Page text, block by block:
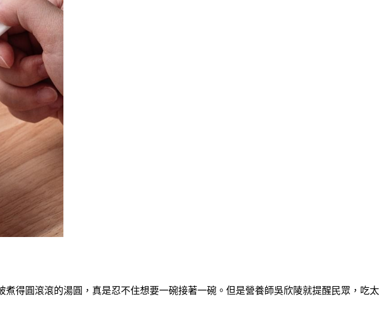
得圓滾滾的湯圓，真是忍不住想要一碗接著一碗。但是營養師吳欣陵就提醒民眾，吃太